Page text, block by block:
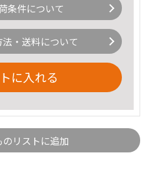
条件について
・送料について
に入れる
リストに追加